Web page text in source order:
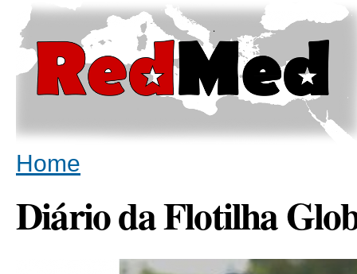
You are here
Home
Diário da Flotilha